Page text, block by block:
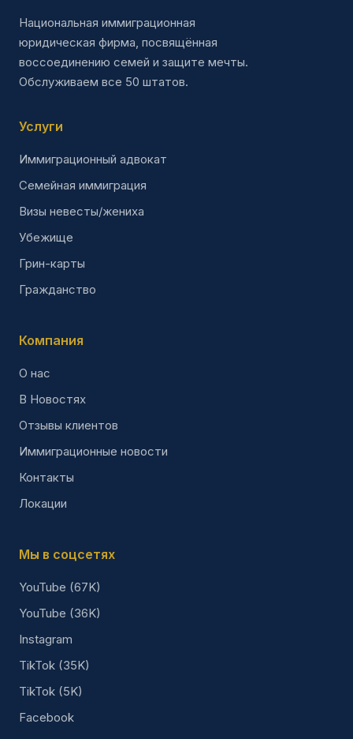
Национальная иммиграционная
юридическая фирма, посвящённая
воссоединению семей и защите мечты.
Обслуживаем все 50 штатов.
Услуги
Иммиграционный адвокат
Семейная иммиграция
Визы невесты/жениха
Убежище
Грин-карты
Гражданство
Компания
О нас
В Новостях
Отзывы клиентов
Иммиграционные новости
Контакты
Локации
Мы в соцсетях
YouTube (67K)
YouTube (36K)
Instagram
TikTok (35K)
TikTok (5K)
Facebook